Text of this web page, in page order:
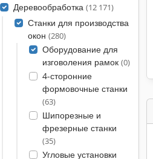
Деревообработка (12 171)
Станки для производства
окон (280)
Оборудование для
изговоления рамок (0)
4-сторонние
формовочные станки
(63)
Шипорезные и
фрезерные станки
(35)
Угловые установки